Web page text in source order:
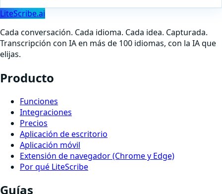
LiteScribe.ai
Cada conversación. Cada idioma. Cada idea. Capturada.
Transcripción con IA en más de 100 idiomas, con la IA que
elijas.
Producto
Funciones
Integraciones
Precios
Aplicación de escritorio
Aplicación móvil
Extensión de navegador (Chrome y Edge)
Por qué LiteScribe
Guías